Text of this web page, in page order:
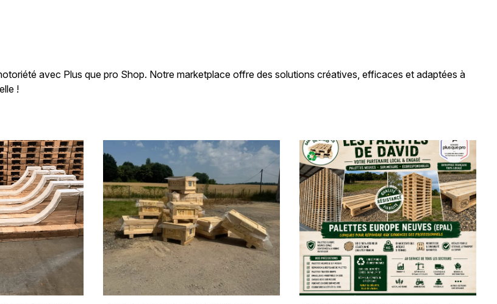
avec Plus que pro Shop. Notre marketplace offre des solutions créatives, efficaces et adaptées à
!